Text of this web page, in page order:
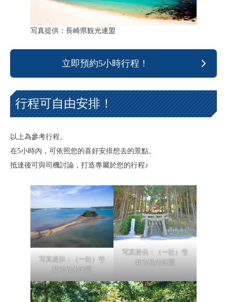
写真提供：長崎県観光連盟
立即預約5小時行程！
行程可自由安排！
以上為參考行程。
在5小時內，可依照您的喜好安排想去的景點。
抵達後可與司機討論，打造專屬於您的行程♪
写真提供：（一社）壱
岐市観光連盟
写真提供：（一社）壱
岐市観光連盟